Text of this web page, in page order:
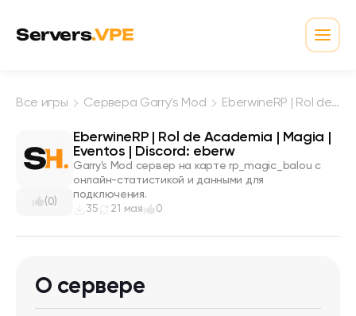
Servers.VPE
Все игры Сервера Garry's Mod EberwineRP | Rol de Academia | Magia | Eventos | Discord: eberw
(0)
EberwineRP | Rol de Academia | Magia |
Eventos | Discord: eberw
Garry's Mod сервер на карте rp_magic_balou с
онлайн-статистикой и данными для
подключения.
35
21 мая 0
О сервере